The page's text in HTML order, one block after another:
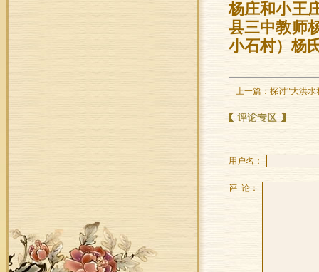
杨庄和小王
县三中教师
小石村）杨
上一篇： 探讨“大洪水
用户名：
评 论：